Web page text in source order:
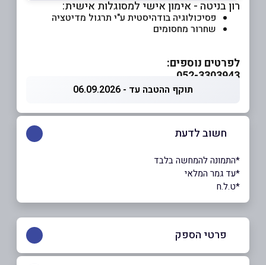
רון בניטה - אימון אישי למסוגלות אישית:
פסיכולוגיה בודהיסטית ע"י תרגול מדיטציה
שחרור מחסומים
לפרטים נוספים:
052-3303943
תוקף ההטבה עד - 06.09.2026
חשוב לדעת
*התמונה להמחשה בלבד
*עד גמר המלאי
*ט.ל.ח
פרטי הספק